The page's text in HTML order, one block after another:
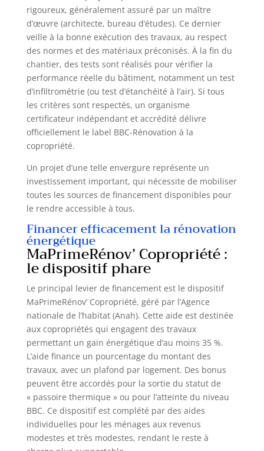
rigoureux, généralement assuré par un maître
d’œuvre (architecte, bureau d’études). Ce dernier
veille à la bonne exécution des travaux, au respect
des normes et des matériaux préconisés. À la fin du
chantier, des tests sont réalisés pour vérifier la
performance réelle du bâtiment, notamment un test
d’infiltrométrie (ou test d’étanchéité à l’air). Si tous
les critères sont respectés, un organisme
certificateur indépendant et accrédité délivre
officiellement le label BBC-Rénovation à la
copropriété.
Un projet d’une telle envergure représente un
investissement important, qui nécessite de mobiliser
toutes les sources de financement disponibles pour
le rendre accessible à tous.
Financer efficacement la rénovation
énergétique
MaPrimeRénov’ Copropriété :
le dispositif phare
Le principal levier de financement est le dispositif
MaPrimeRénov’ Copropriété, géré par l’Agence
nationale de l’habitat (Anah). Cette aide est destinée
aux copropriétés qui engagent des travaux
permettant un gain énergétique d’au moins 35 %.
L’aide finance un pourcentage du montant des
travaux, avec un plafond par logement. Des bonus
peuvent être accordés pour la sortie du statut de
« passoire thermique » ou pour l’atteinte du niveau
BBC. Ce dispositif est complété par des aides
individuelles pour les ménages aux revenus
modestes et très modestes, rendant le reste à